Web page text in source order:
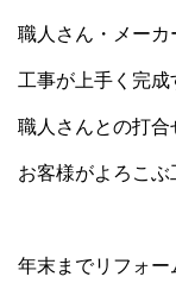
職人さん・メーカ
工事が上手く完
職人さんとの打合
お客様がよろこぶ
年末までリフォー